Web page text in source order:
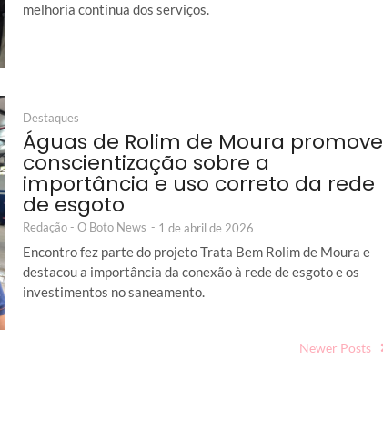
melhoria contínua dos serviços.
Destaques
Águas de Rolim de Moura promove
conscientização sobre a
importância e uso correto da rede
de esgoto
Redação - O Boto News - 1 de abril de 2026
Encontro fez parte do projeto Trata Bem Rolim de Moura e
destacou a importância da conexão à rede de esgoto e os
investimentos no saneamento.
Newer Posts